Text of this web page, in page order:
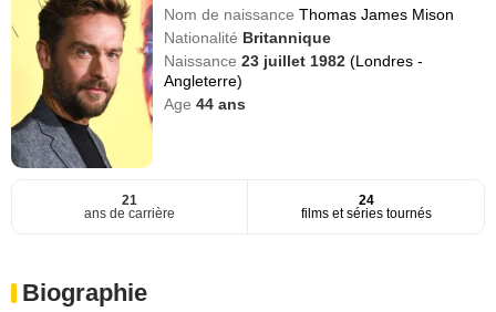
Nom de naissanceThomas James Mison
Nationalité Britannique
Naissance23 juillet 1982(Londres -
Angleterre)
Age44 ans
21
ans de carrière
24
films et séries tournés
Biographie